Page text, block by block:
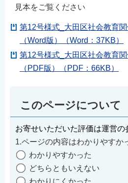
見本をご覧ください
第12号様式_大田区社会教育
（Word版）（Word：37KB）
第12号様式_大田区社会教育
（PDF版）（PDF：66KB）
このページについて
お寄せいただいた評価は運営の
1.ページの内容はわかりやすか
わかりやすかった
どちらともいえない
わかりにくかった